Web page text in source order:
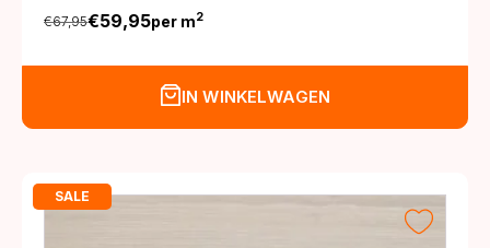
€67,95
Oorspronkelijke
prijs
€59,95
Huidige
prijs
per m2
IN WINKELWAGEN
SALE